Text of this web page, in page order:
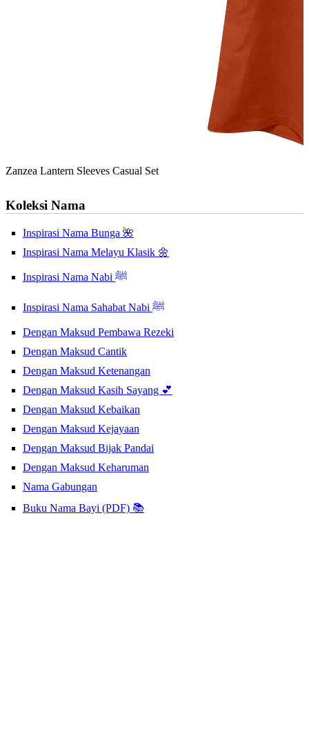
Zanzea Lantern Sleeves Casual Set
Koleksi Nama
Inspirasi Nama Bunga 🌺
Inspirasi Nama Melayu Klasik 🌼
Inspirasi Nama Nabi ﷺ
Inspirasi Nama Sahabat Nabi ﷺ
Dengan Maksud Pembawa Rezeki
Dengan Maksud Cantik
Dengan Maksud Ketenangan
Dengan Maksud Kasih Sayang 💕
Dengan Maksud Kebaikan
Dengan Maksud Kejayaan
Dengan Maksud Bijak Pandai
Dengan Maksud Keharuman
Nama Gabungan
Buku Nama Bayi (PDF) 📚